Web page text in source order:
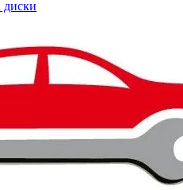
диски